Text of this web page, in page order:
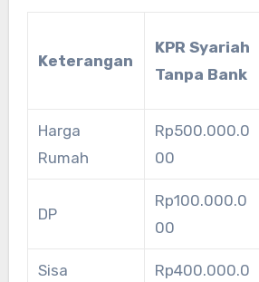
Keterangan
KPR Syariah
Tanpa Bank
Harga
Rumah
Rp500.000.0
00
DP
Rp100.000.0
00
Sisa
Rp400.000.0